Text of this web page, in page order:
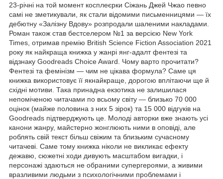
23-річні на той момент косплеєрки Сіжань Джей Чжао певно
самі не зметикували, як стали відомими письменницями — їх
дебютну «Залізну Вдову» розпродали шаленими накладами.
Роман також став бестселером №1 за версією New York
Times, отримав премію British Science Fiction Association 2021
року як найкраща книжка у жанрі янг-адалт фентезі та
відзнаку Goodreads Choice Award. Чому варто прочитати?
Фентезі та фемінізм — чим не цікава формула? Саме ця
книжка використовує її якнайкраще, дорогою вплітаючи ще й
східні мотиви. Така принадна екзотика не залишилася
непоміченою читачами по всьому світу — близько 70 000
оцінок (майже половина з них 5 зірок) та 15 000 відгуків на
Goodreads підтверджують це. Молоді авторки вже знають усі
канони жанру, майстерно жонглюють ними в оповіді, але
роблять свій текст більш свіжим та близьким сучасному
читачеві. Саме тому книжка ніколи не викликає ефекту
дежавю, сюжетні ходи дивують масштабом вигадки, і
персонажі здаються не обраними супергероями, а живими
вразливими людьми з психологічними проблемами і